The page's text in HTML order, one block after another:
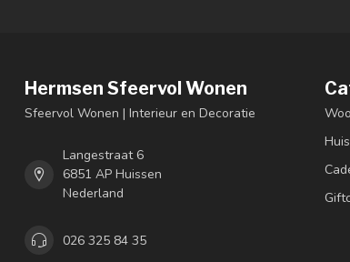
Hermsen Sfeervol Wonen
Sfeervol Wonen | Interieur en Decoratie
Langestraat 6
6851 AP Huissen
Nederland
026 325 84 35